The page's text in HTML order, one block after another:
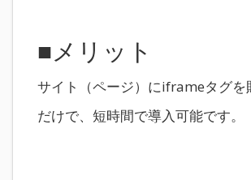
■メリット
サイト（ページ）にiframeタグを
だけで、短時間で導入可能です。